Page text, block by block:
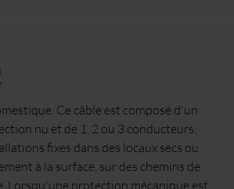
Ce câble est composé d'un
nu et de 1, 2 ou 3 conducteurs.
fixes dans des locaux secs ou
à la surface, sur des chemins de
Lorsqu'une protection mécanique est